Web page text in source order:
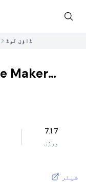
ڈاؤن لوڈ
Maker
7.1.7
ورژن
شیئر